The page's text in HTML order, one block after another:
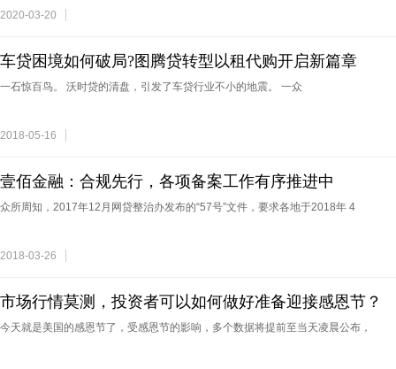
2020-03-20
车贷困境如何破局?图腾贷转型以租代购开启新篇章
一石惊百鸟。 沃时贷的清盘，引发了车贷行业不小的地震。 一众
2018-05-16
壹佰金融：合规先行，各项备案工作有序推进中
众所周知，2017年12月网贷整治办发布的“57号”文件，要求各地于2018年 4
2018-03-26
市场行情莫测，投资者可以如何做好准备迎接感恩节？
今天就是美国的感恩节了，受感恩节的影响，多个数据将提前至当天凌晨公布，